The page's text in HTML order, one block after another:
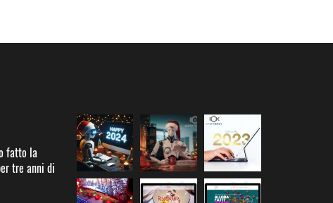
fatto la
tre anni di